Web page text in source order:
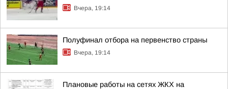
Вчера, 19:14
Полуфинал отбора на первенство страны
Вчера, 19:14
Плановые работы на сетях ЖКХ на